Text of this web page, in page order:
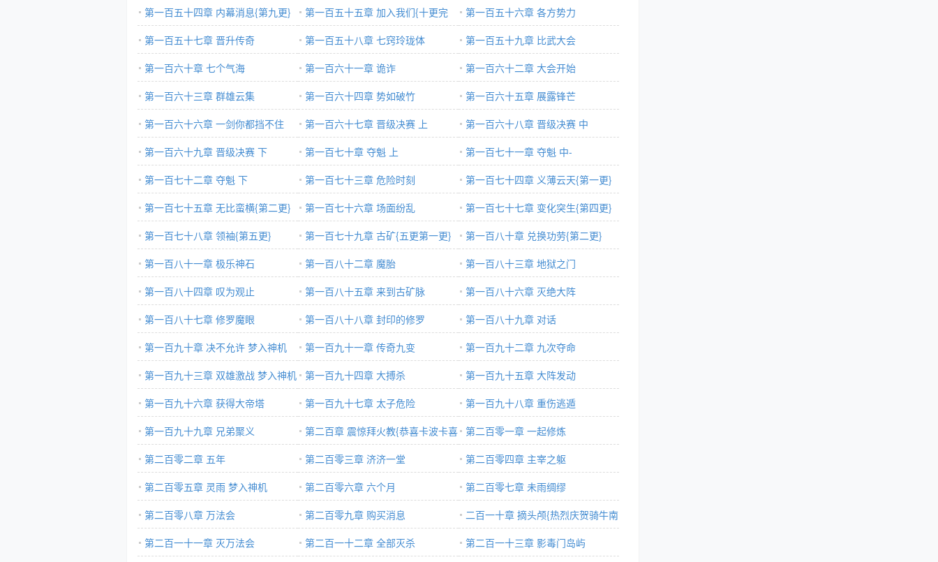
第一百五十四章 内幕消息{第九更}
第一百五十五章 加入我们{十更完
毕}
第一百五十六章 各方势力
第一百五十七章 晋升传奇
第一百五十八章 七窍玲珑体
第一百五十九章 比武大会
第一百六十章 七个气海
第一百六十一章 诡诈
第一百六十二章 大会开始
第一百六十三章 群雄云集
第一百六十四章 势如破竹
第一百六十五章 展露锋芒
第一百六十六章 一剑你都挡不住
第一百六十七章 晋级决赛 上
第一百六十八章 晋级决赛 中
第一百六十九章 晋级决赛 下
第一百七十章 夺魁 上
第一百七十一章 夺魁 中-
第一百七十二章 夺魁 下
第一百七十三章 危险时刻
第一百七十四章 义薄云天{第一更}
第一百七十五章 无比蛮横{第二更}
第一百七十六章 场面纷乱
第一百七十七章 变化突生{第四更}
第一百七十八章 领袖{第五更}
第一百七十九章 古矿{五更第一更}
第一百八十章 兑换功劳{第二更}
第一百八十一章 极乐神石
第一百八十二章 魔胎
第一百八十三章 地狱之门
第一百八十四章 叹为观止
第一百八十五章 来到古矿脉
第一百八十六章 灭绝大阵
第一百八十七章 修罗魔眼
第一百八十八章 封印的修罗
第一百八十九章 对话
第一百九十章 决不允许 梦入神机
第一百九十一章 传奇九变
第一百九十二章 九次夺命
第一百九十三章 双雄激战 梦入神机
第一百九十四章 大搏杀
第一百九十五章 大阵发动
第一百九十六章 获得大帝塔
第一百九十七章 太子危险
第一百九十八章 重伤逃遁
第一百九十九章 兄弟聚义
第二百章 震惊拜火教{恭喜卡波卡喜
得龙子}
第二百零一章 一起修炼
第二百零二章 五年
第二百零三章 济济一堂
第二百零四章 主宰之躯
第二百零五章 灵雨 梦入神机
第二百零六章 六个月
第二百零七章 未雨绸缪
第二百零八章 万法会
第二百零九章 购买消息
二百一十章 摘头颅{热烈庆贺骑牛南
下龙子满月} 梦入神机
第二百一十一章 灭万法会 第二百一十二章 全部灭杀 第二百一十三章 影毒门岛屿